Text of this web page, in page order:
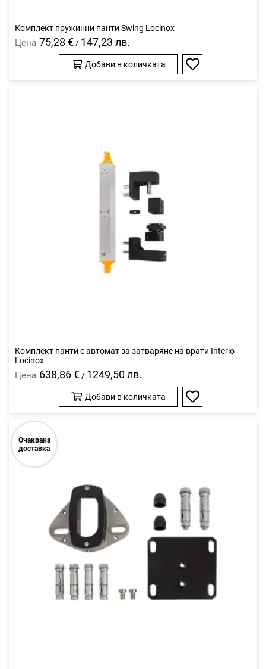
Комплект пружинни панти Swing Locinox
Цена 75,28 € / 147,23 лв.
Добави в количката
Добави
Комплект панти с автомат за затваряне на врати Interio
Locinox
Цена 638,86 € / 1249,50 лв.
Добави в количката
Добави
Очаквана
доставка